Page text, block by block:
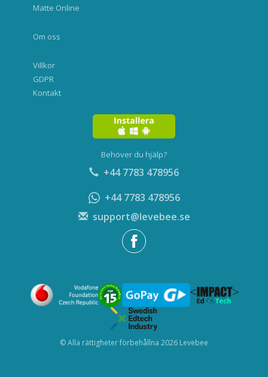
Matte Online
Om oss
Villkor
GDPR
Kontakt
Behöver du hjälp?
+44 7783 478956
+44 7783 478956
support@levebee.se
© Alla rättigheter förbehållna 2026 Levebee